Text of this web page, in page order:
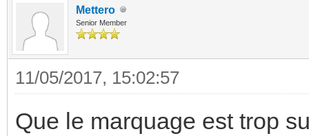
Mettero
Senior Member
11/05/2017, 15:02:57
Que le marquage est trop